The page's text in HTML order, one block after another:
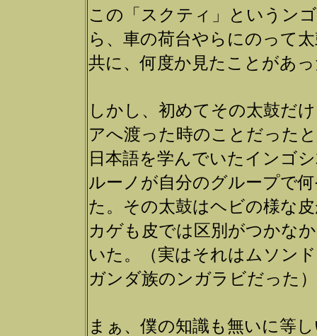
この「スクティ」というン
ら、車の荷台やらにのって
共に、何度か見たことがあ
しかし、初めてその太鼓だ
アへ渡った時のことだった
日本語を学んでいたインゴ
ルーノが自分のグループで
た。その太鼓はヘビの様な
カゲも皮では区別がつかな
いた。（実はそれはムソン
ガンダ族のンガラビだった）
まぁ、僕の知識も無いに等